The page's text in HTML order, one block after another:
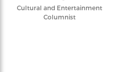
Cultural and Entertainment
Columnist